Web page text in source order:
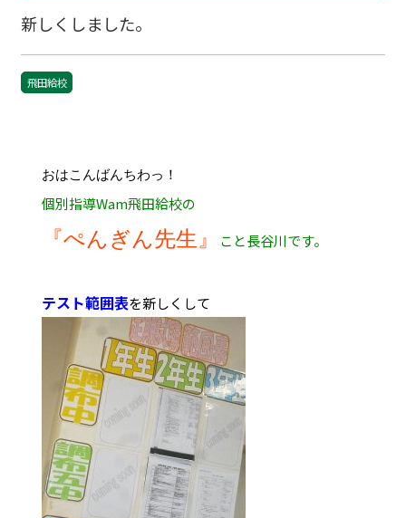
新しくしました。
飛田給校
おはこんばんちわっ！
個別指導Wam飛田給校の
『ぺんぎん先生』 こと長谷川です。
テスト範囲表を新しくして